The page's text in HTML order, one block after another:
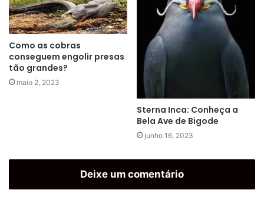
Como as cobras
conseguem engolir presas
tão grandes?
maio 2, 2023
Sterna Inca: Conheça a
Bela Ave de Bigode
junho 16, 2023
Deixe um comentário